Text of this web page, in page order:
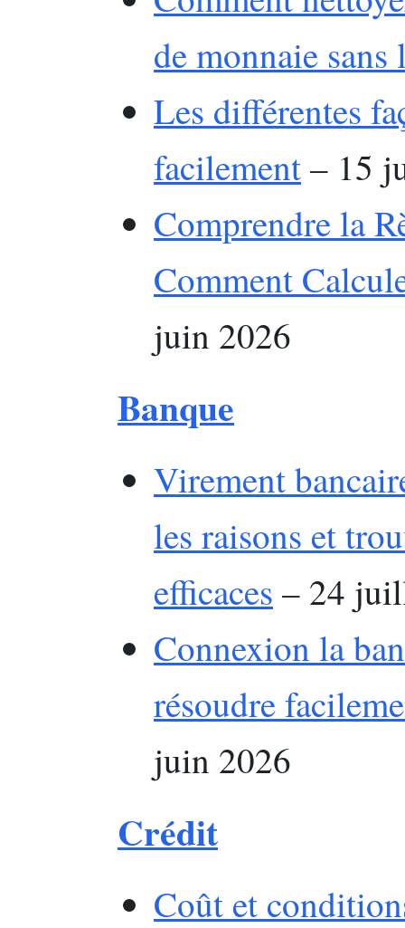
de monnaie sans
Les différentes
facilement– 15
Comprendre la
Comment
juin 2026
Banque
Virement
les raisons et
efficaces – 24
Connexion la
résoudre
juin 2026
Crédit
Coût et